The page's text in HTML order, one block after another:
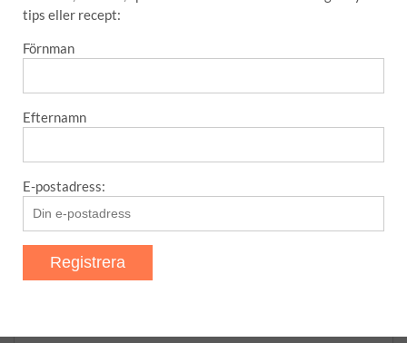
MELLANMÅL
SÅSER
SÅSER, MARINADER OSV
Tillbehör
TILLTUGG
TIPS
Uncategorized
VARMRÄTTER
tips eller recept:
Förnman
Efternamn
E-postadress: